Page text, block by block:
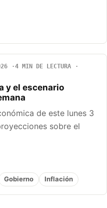
4 MIN DE LECTURA
y el escenario
de este lunes 3
sobre el
Gobierno Inflación